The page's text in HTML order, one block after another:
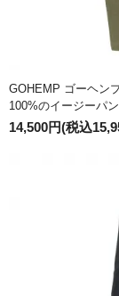
GOHEMP ゴーヘン
100%のイージーパ
14,500円(税込